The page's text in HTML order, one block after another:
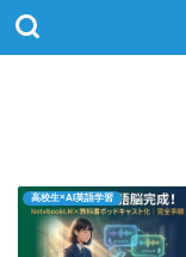
高校生×AI英語学習